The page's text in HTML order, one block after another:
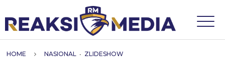
HOME NASIONAL • ZLIDESHOW